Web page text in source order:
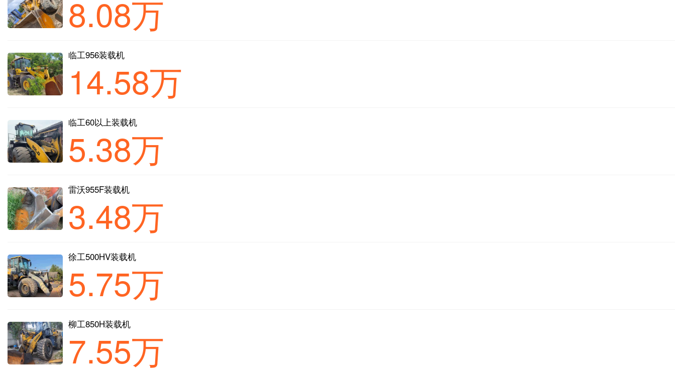
8.08万
临工956装载机
14.58万
临工60以上装载机
5.38万
雷沃955F装载机
3.48万
徐工500HV装载机
5.75万
柳工850H装载机
7.55万